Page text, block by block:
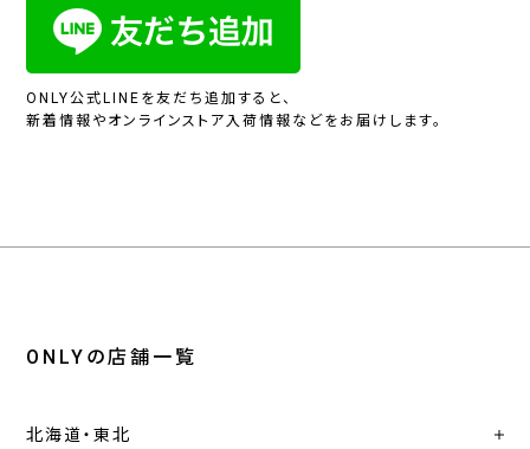
ONLY公式LINEを友だち追加すると、
新着情報やオンラインストア入荷情報などをお届けします。
ONLYの店舗一覧
北海道・東北